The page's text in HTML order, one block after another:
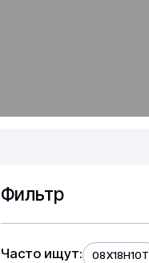
Фильтр
Часто ищут: 08Х18Н10Т